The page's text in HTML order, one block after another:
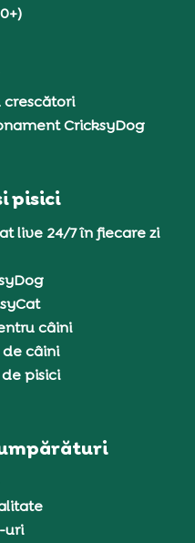
crescători
CricksyDog
pisici
live 24/7 în fiecare zi
câini
de câini
de pisici
uri